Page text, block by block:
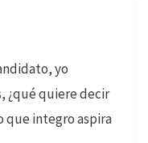
yo
¿qué quiere decir
que integro aspira